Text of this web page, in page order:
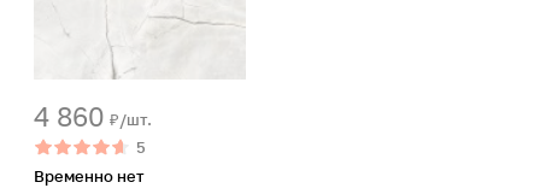
4 860 ₽/шт.
5
Временно нет